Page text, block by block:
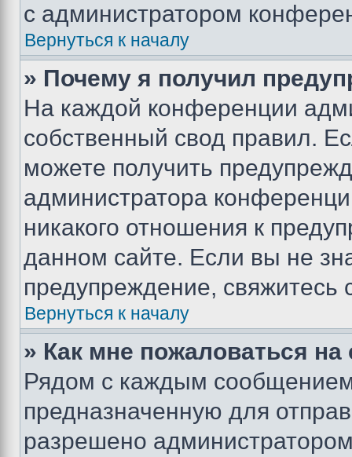
с администратором
Вернуться к началу
» Почему я получил
На каждой конференции
собственный свод правил.
можете получить
администратора
никакого отношения к
данном сайте. Если вы не
предупреждение,
Вернуться к началу
» Как мне пожаловаться
Рядом с каждым сообщением
предназначенную для
разрешено